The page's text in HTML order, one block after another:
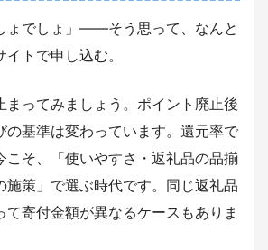
ょでしょ」――そう思って、なんと
トで申し込む。
まってみましょう。ポイント廃止後
の基準は変わっています。還元率で
こそ、「使いやすさ・返礼品の品揃
施策」で選ぶ時代です。同じ返礼品
て寄付金額が異なるケースもありま